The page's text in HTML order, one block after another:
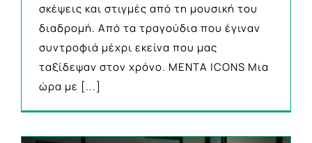
σκέψεις και στιγμές από τη μουσική του
διαδρομή. Από τα τραγούδια που έγιναν
συντροφιά μέχρι εκείνα που μας
ταξίδεψαν στον χρόνο. MENTA ICONS Mια
ώρα με [...]